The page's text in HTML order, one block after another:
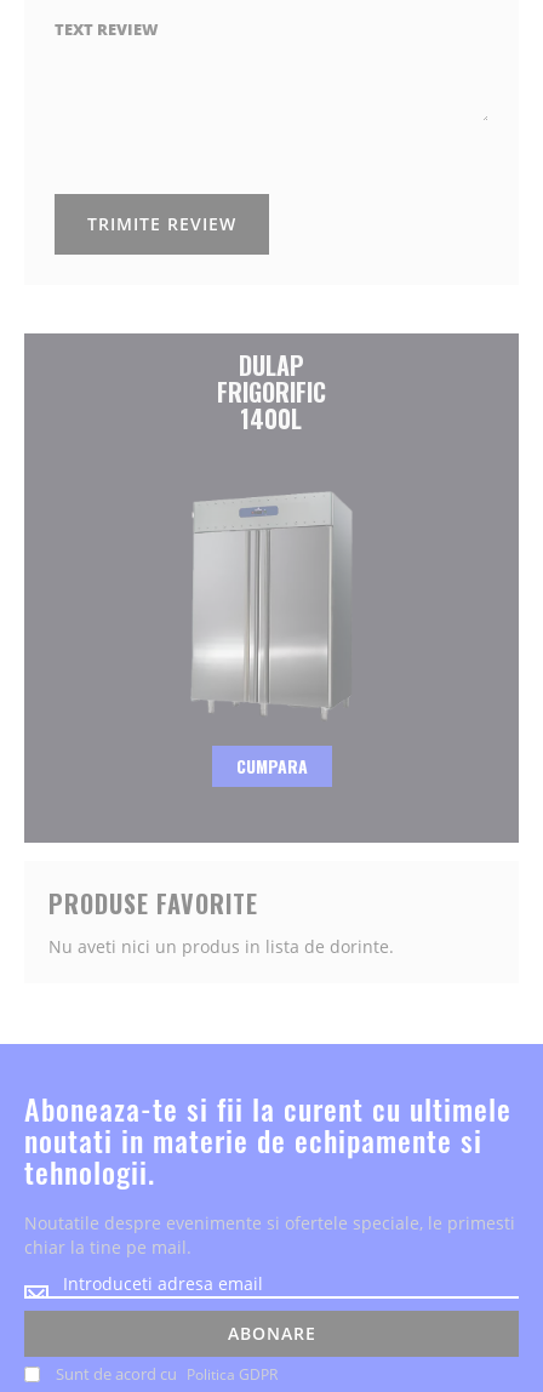
TEXT REVIEW
TRIMITE REVIEW
DULAP
FRIGORIFIC
1400L
CUMPARA
PRODUSE FAVORITE
Nu aveti nici un produs in lista de dorinte.
Aboneaza-te si fii la curent cu ultimele
noutati in materie de echipamente si
tehnologii.
Noutatile despre evenimente si ofertele speciale, le primesti
chiar la tine pe mail.
Noutatile
despre
si
oferteleSunt de acord cu Politica GDPR
ABONARE